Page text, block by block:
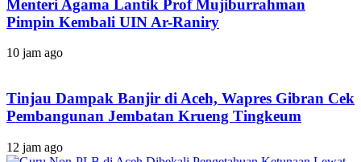
Menteri Agama Lantik Prof Mujiburrahman
Pimpin Kembali UIN Ar-Raniry
10 jam ago
Tinjau Dampak Banjir di Aceh, Wapres Gibran Cek
Pembangunan Jembatan Krueng Tingkeum
12 jam ago